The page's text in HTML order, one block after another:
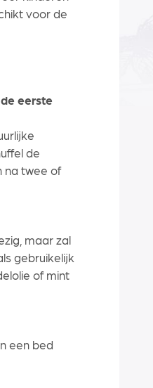
voor de
eerste
de
na twee of
maar zal
gebruikelijk
of mint
een bed